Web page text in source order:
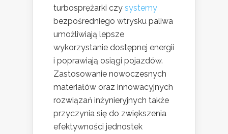
turbosprężarki czy systemy
bezpośredniego wtrysku paliwa
umożliwiają lepsze
wykorzystanie dostępnej energii
i poprawiają osiągi pojazdów.
Zastosowanie nowoczesnych
materiałów oraz innowacyjnych
rozwiązań inżynieryjnych także
przyczynia się do zwiększenia
efektywności jednostek